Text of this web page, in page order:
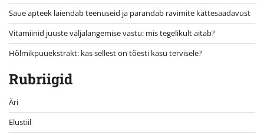
Saue apteek laiendab teenuseid ja parandab ravimite kättesaadavust
Vitamiinid juuste väljalangemise vastu: mis tegelikult aitab?
Hõlmikpuuekstrakt: kas sellest on tõesti kasu tervisele?
Rubriigid
Äri
Elustiil